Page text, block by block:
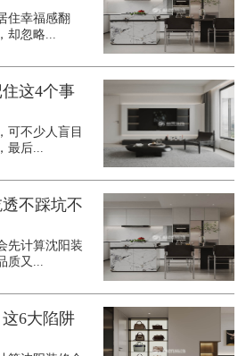
住幸福感翻
却忽略...
这4个事
可不少人盲目
最后...
不踩坑不
先计算沈阳装
质又...
6大陷阱